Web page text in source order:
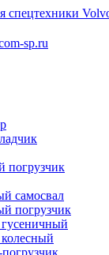
sp.ru
погрузчик
самосвал
погрузчик